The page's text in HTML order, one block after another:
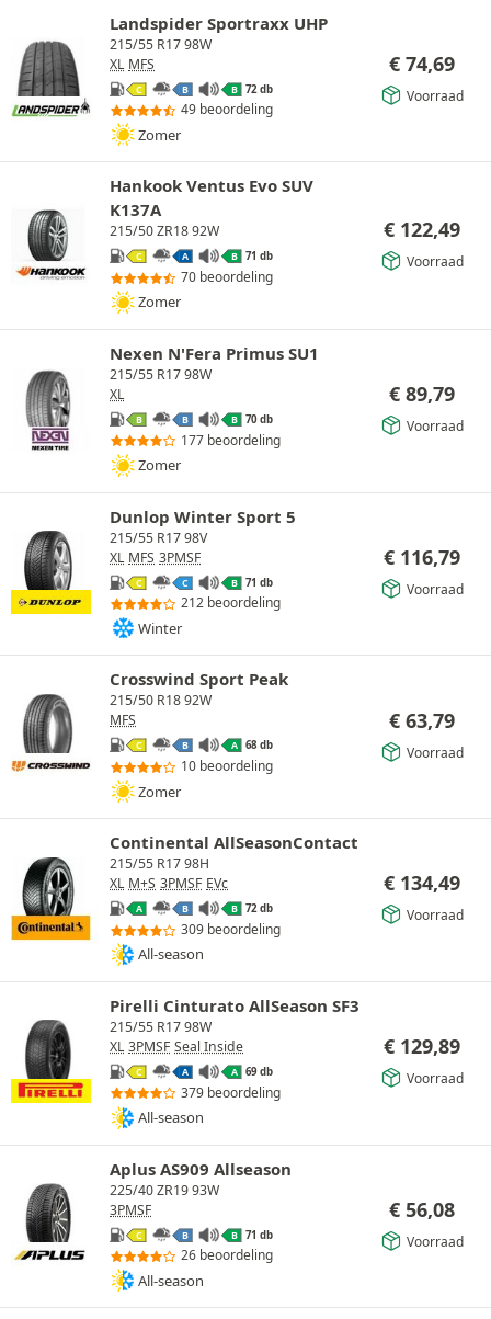
Landspider Sportraxx UHP
215/55 R17 98W
XL MFS
C B B 72 db
49 beoordeling
Zomer
€ 74,69
Voorraad
Hankook Ventus Evo SUV
K137A
215/50 ZR18 92W
C A B 71 db
70 beoordeling
Zomer
€ 122,49
Voorraad
Nexen N'Fera Primus SU1
215/55 R17 98W
XL
B B B 70 db
177 beoordeling
Zomer
€ 89,79
Voorraad
Dunlop Winter Sport 5
215/55 R17 98V
XL MFS 3PMSF
C C B 71 db
212 beoordeling
Winter
€ 116,79
Voorraad
Crosswind Sport Peak
215/50 R18 92W
MFS
C B A 68 db
10 beoordeling
Zomer
€ 63,79
Voorraad
Continental AllSeasonContact
215/55 R17 98H
XL M+S 3PMSF EVc
A B B 72 db
309 beoordeling
All-season
€ 134,49
Voorraad
Pirelli Cinturato AllSeason SF3
215/55 R17 98W
XL 3PMSF Seal Inside
C A A 69 db
379 beoordeling
All-season
€ 129,89
Voorraad
Aplus AS909 Allseason
225/40 ZR19 93W
3PMSF
C B B 71 db
26 beoordeling
All-season
€ 56,08
Voorraad